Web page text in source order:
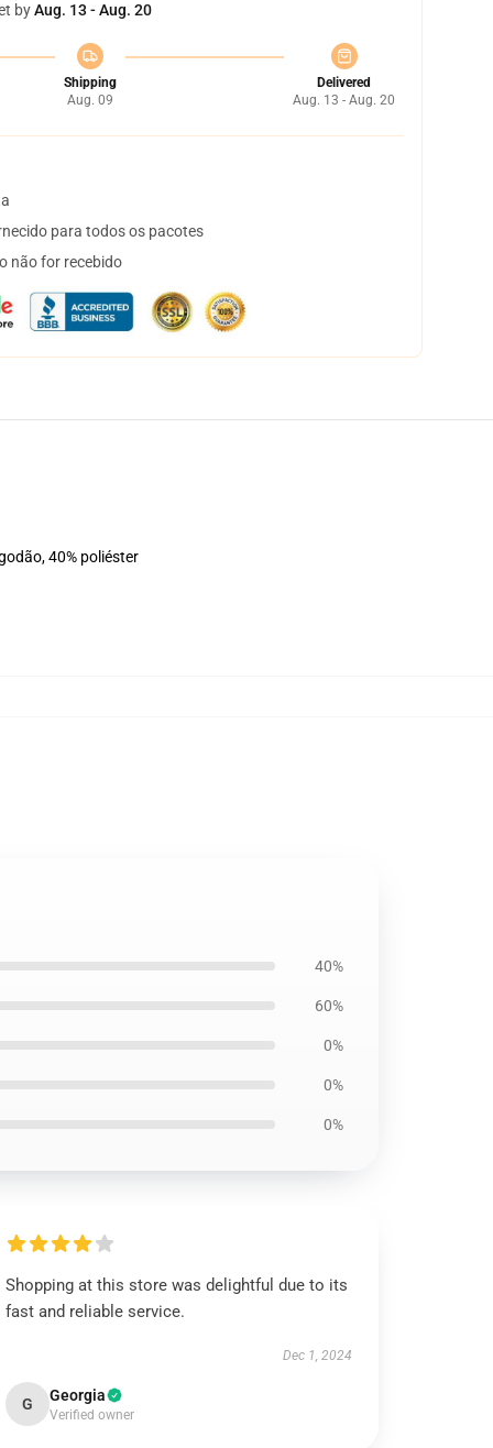
byAug. 13 - Aug. 20
Shipping
Aug. 09
Delivered
Aug. 13 - Aug. 20
para todos os pacotes
não for recebido
40% poliéster
40%
60%
0%
0%
0%
Shopping at this store was delightful due to its
fast and reliable service.
Dec 1, 2024
G Georgia
Verified owner